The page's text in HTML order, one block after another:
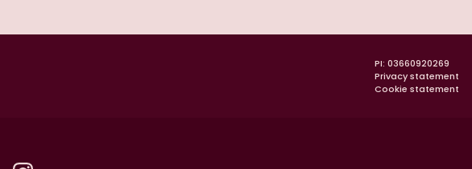
PI: 03660920269
Privacy statement
Cookie statement